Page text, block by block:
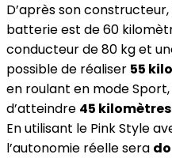
D’après son
batterie est de 60
conducteur de 80 kg et
possible de réaliser 55
en roulant en mode
d’atteindre 45
En utilisant le Pink Style
l’autonomie réelle sera